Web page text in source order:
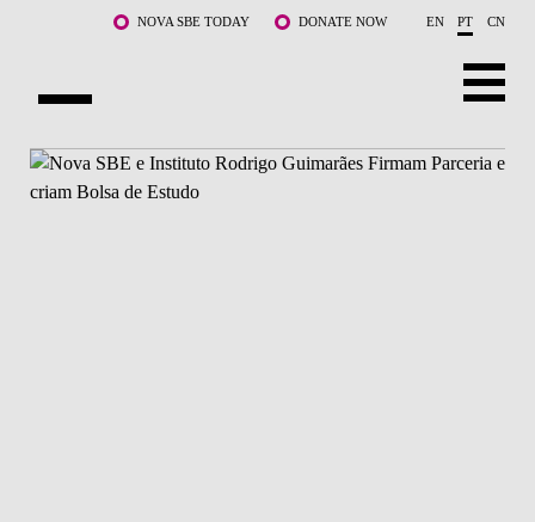
Saltar para o conteúdo principalNOVA SBE TODAY DONATE NOW EN PT CN
SOBRE NÓS